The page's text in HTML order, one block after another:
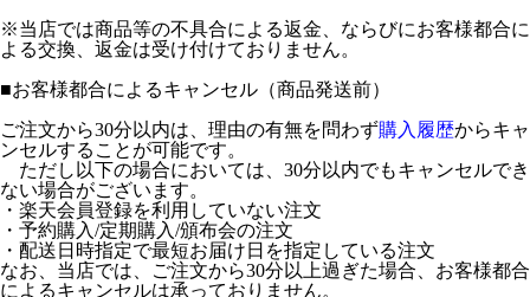
※当店では商品等の不具合による返金、ならびにお客様都合に
よる交換、返金は受け付けておりません。
■お客様都合によるキャンセル（商品発送前）
ご注文から30分以内は、理由の有無を問わず購入履歴からキャ
ンセルすることが可能です。
ただし以下の場合においては、30分以内でもキャンセルでき
ない場合がございます。
・楽天会員登録を利用していない注文
・予約購入/定期購入/頒布会の注文
・配送日時指定で最短お届け日を指定している注文
なお、当店では、ご注文から30分以上過ぎた場合、お客様都合
によるキャンセルは承っておりません。